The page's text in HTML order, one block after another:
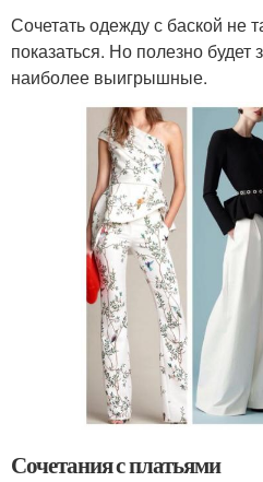
Сочетать одежду с баской не
показаться. Но полезно будет
наиболее выигрышные.
Сочетания с платьями